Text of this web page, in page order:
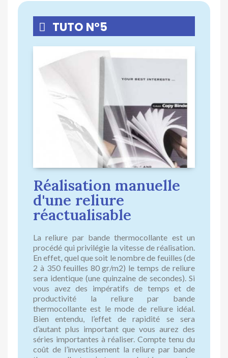
TUTO N°5
Réalisation manuelle
d'une reliure
réactualisable
La reliure par bande thermocollante est un
procédé qui privilégie la vitesse de réalisation.
En effet, quel que soit le nombre de feuilles (de
2 à 350 feuilles 80 gr/m2) le temps de reliure
sera identique (une quinzaine de secondes). Si
vous avez des impératifs de temps et de
productivité la reliure par bande
thermocollante est le mode de reliure idéal.
Bien entendu, l’effet de rapidité se sera
d’autant plus important que vous aurez des
séries importantes à réaliser. Compte tenu du
coût de l’investissement la reliure par bande